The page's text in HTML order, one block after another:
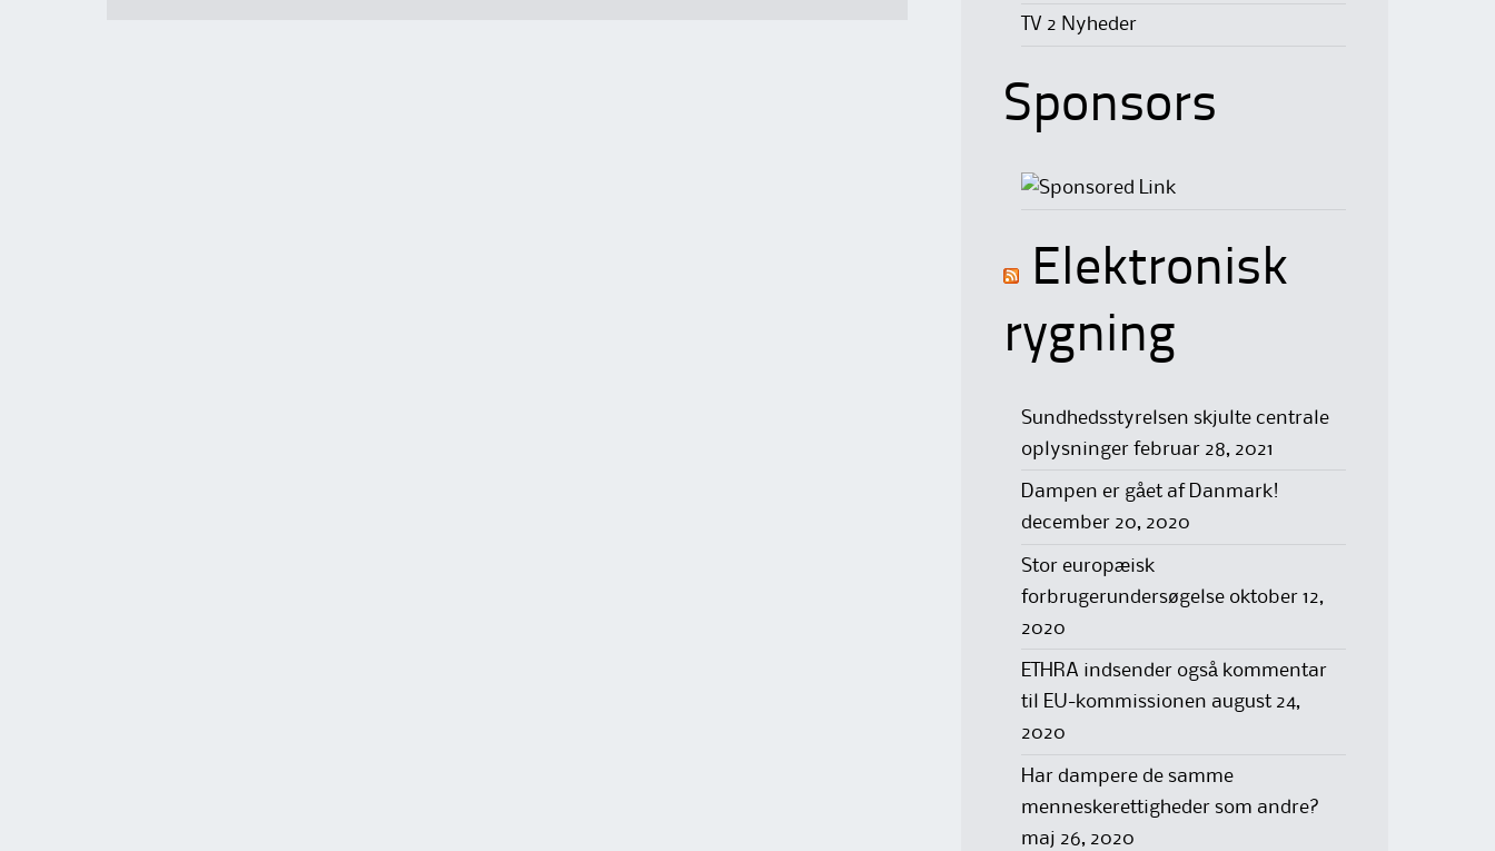
TV 2 Nyheder
Sponsors
Elektronisk
rygning
Sundhedsstyrelsen skjulte centrale
oplysninger februar 28, 2021
Dampen er gået af Danmark!
december 20, 2020
Stor europæisk
forbrugerundersøgelse oktober 12,
2020
ETHRA indsender også kommentar
til EU-kommissionen august 24,
2020
Har dampere de samme
menneskerettigheder som andre?
maj 26, 2020